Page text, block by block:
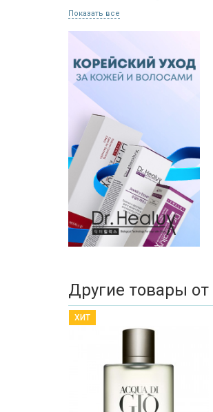
Показать все
Другие товары от
ХИТ